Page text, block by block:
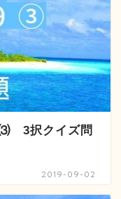
3択クイズ問
2019-09-02